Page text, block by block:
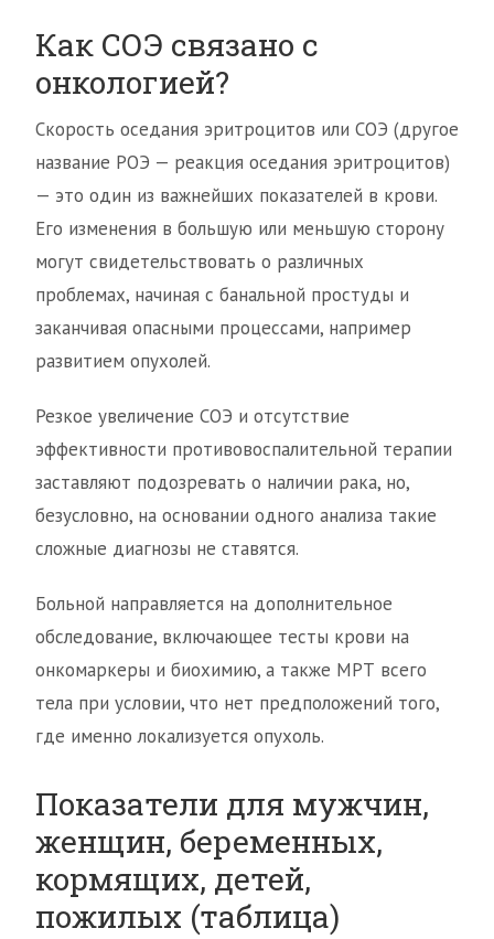
Как СОЭ связано с
онкологией?
Скорость оседания эритроцитов или СОЭ (другое
название РОЭ — реакция оседания эритроцитов)
— это один из важнейших показателей в крови.
Его изменения в большую или меньшую сторону
могут свидетельствовать о различных
проблемах, начиная с банальной простуды и
заканчивая опасными процессами, например
развитием опухолей.
Резкое увеличение СОЭ и отсутствие
эффективности противовоспалительной терапии
заставляют подозревать о наличии рака, но,
безусловно, на основании одного анализа такие
сложные диагнозы не ставятся.
Больной направляется на дополнительное
обследование, включающее тесты крови на
онкомаркеры и биохимию, а также МРТ всего
тела при условии, что нет предположений того,
где именно локализуется опухоль.
Показатели для мужчин,
женщин, беременных,
кормящих, детей,
пожилых (таблица)